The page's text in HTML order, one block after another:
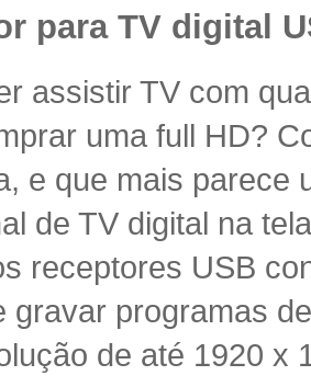
para TV digital
assistir TV com
uma full HD?
e que mais parece
de TV digital na
receptores USB
gravar programas
de até 1920 x